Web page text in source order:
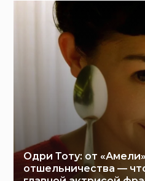
Одри Тоту: от
отшельничества —